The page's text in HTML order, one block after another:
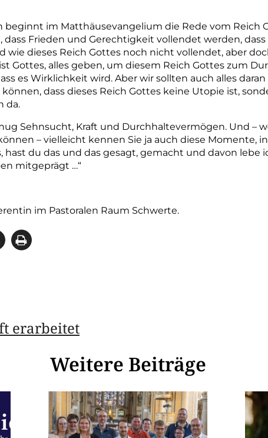
beginnt im Matthäus­evangelium die Rede vom Reich
Frieden und Gerechtigkeit vollendet werden, dass
wie dieses Reich Gottes noch nicht vollendet, aber
Gottes, alles geben, um diesem Reich Gottes zum
es Wirklichkeit wird. Aber wir sollten auch alles
dass dieses Reich Gottes keine Utopie ist,
da.
Sehnsucht, Kraft und Durchhaltevermögen. Und –
– vielleicht kennen Sie ja auch diese Momente,
hast du das und das gesagt, gemacht und davon lebe
mitgeprägt …“
im Pastoralen Raum Schwerte.
erarbeitet
Weitere Beiträge